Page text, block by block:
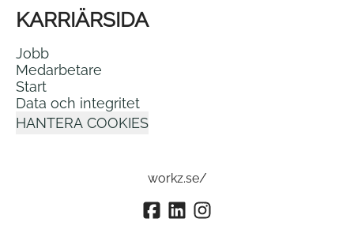
KARRIÄRSIDA
Jobb
Medarbetare
Start
Data och integritet
HANTERA COOKIES
workz.se/